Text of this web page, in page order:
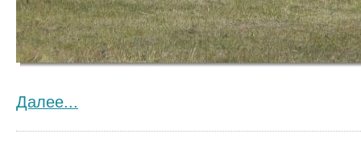
Далее...